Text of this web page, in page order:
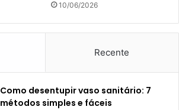
10/06/2026
Recente
Como desentupir vaso sanitário: 7
métodos simples e fáceis